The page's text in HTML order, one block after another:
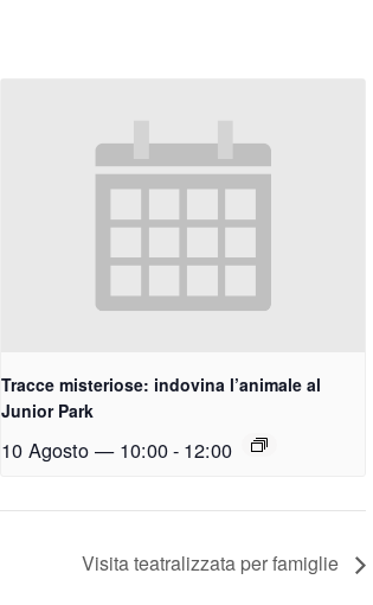
Tracce misteriose: indovina l’animale al
Junior Park
10 Agosto — 10:00- 12:00
Visita teatralizzata per famiglie